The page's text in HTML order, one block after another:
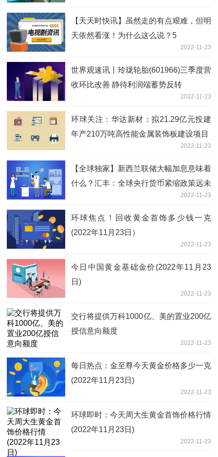
【天天时快讯】虽然走的有点艰难，但明
天依然看涨！为什么这么说？5
2022-11-23
世界观速讯丨玲珑轮胎(601966)三季度营
收环比改善 静待利润端蓄势反转
2022-11-23
环球关注：华达新材：拟21.29亿元投建
年产210万吨高性能金属装饰板建设项目
2022-11-23
【全球独家】新西兰联储大幅加息意味着
什么？汇丰：全球央行货币紧缩政策远未
2022-11-23
环球焦点！回收黄金首饰多少钱一克
(2022年11月23日）
2022-11-23
今日中国黄金基础金价(2022年11月23
日)
2022-11-23
交行将提供万科1000亿、美的置业200亿
授信意向额度
2022-11-23
每日热点：金至尊今天黄金价格多少一克
(2022年11月23日)
2022-11-23
环球即时：今天周大生黄金首饰价格行情
(2022年11月23日)
2022-11-23